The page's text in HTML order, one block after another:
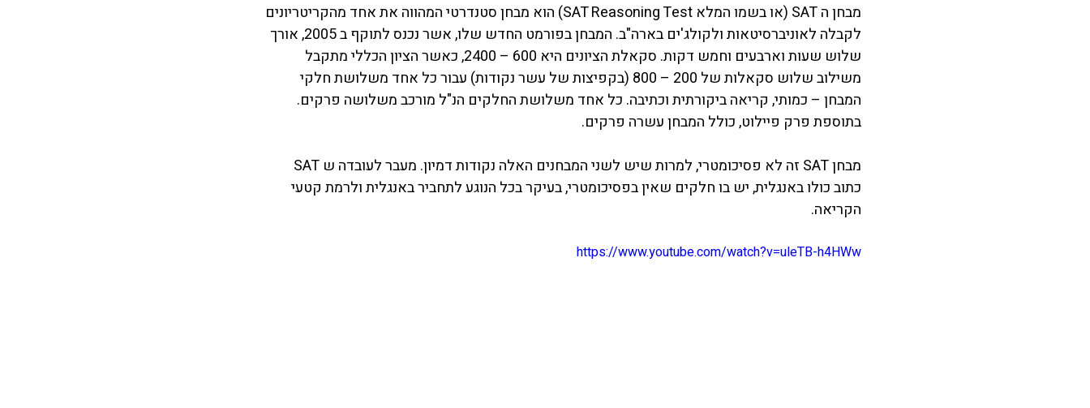
מבחן ה SAT (או בשמו המלא SAT Reasoning Test) הוא מבחן סטנדרטי המהווה את אחד מהקריטריונים
לקבלה לאוניברסיטאות ולקולג'ים בארה"ב. המבחן בפורמט החדש שלו, אשר נכנס לתוקף ב 2005, אורך
שלוש שעות וארבעים וחמש דקות. סקאלת הציונים היא 600 – 2400, כאשר הציון הכללי מתקבל
משילוב שלוש סקאלות של 200 – 800 (בקפיצות של עשר נקודות) עבור כל אחד משלושת חלקי
המבחן – כמותי, קריאה ביקורתית וכתיבה. כל אחד משלושת החלקים הנ"ל מורכב משלושה פרקים.
בתוספת פרק פיילוט, כולל המבחן עשרה פרקים.
כתוב כולו באנגלית, יש בו חלקים שאין בפסיכומטרי, בעיקר בכל הנוגע לתחביר באנגלית ולרמת קטעי
הקריאה.
https://www.youtube.com/watch?v=uleTB-h4HWw